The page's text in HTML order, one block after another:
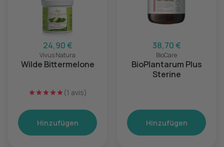
24,90 €
Vivus Natura
Wilde Bittermelone
(1 avis)
Hinzufügen
38,70 €
BioCare
BioPlantarum Plus
Sterine
Hinzufügen